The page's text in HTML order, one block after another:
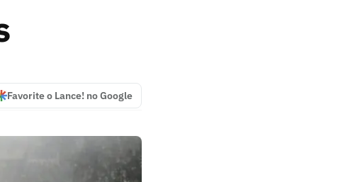
Favorite o Lance! no Google